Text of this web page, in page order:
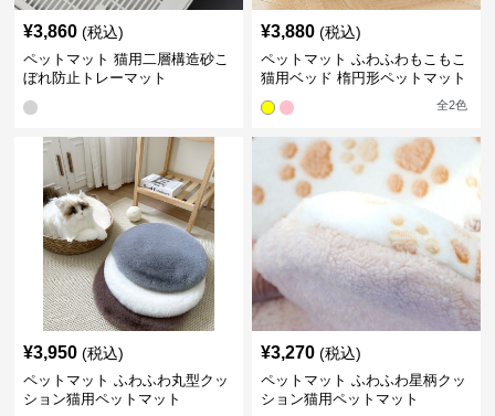
¥3,860 (税込)
ペットマット 猫用二層構造砂こ
ぼれ防止トレーマット
¥3,880 (税込)
ペットマット ふわふわもこもこ
猫用ベッド 楕円形ペットマット
全2色
¥3,950 (税込)
ペットマット ふわふわ丸型クッ
ション猫用ペットマット
¥3,270 (税込)
ペットマット ふわふわ星柄クッ
ション猫用ペットマット